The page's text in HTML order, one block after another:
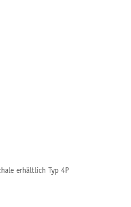
erhältlich Typ 4P